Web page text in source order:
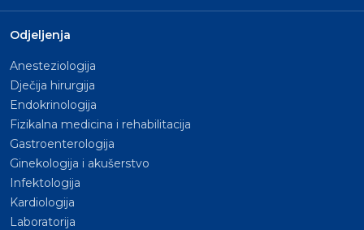
Odjeljenja
Anesteziologija
Dječija hirurgija
Endokrinologija
Fizikalna medicina i rehabilitacija
Gastroenterologija
Ginekologija i akušerstvo
Infektologija
Kardiologija
Laboratorija